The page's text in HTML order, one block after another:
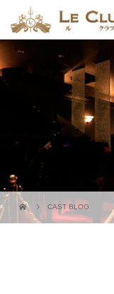
CAST BLOG